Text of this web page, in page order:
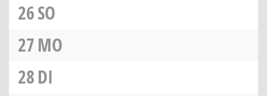
26SO
27MO
28DI